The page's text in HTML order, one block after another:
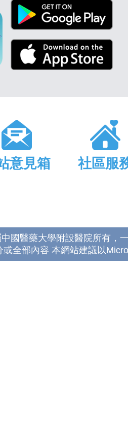
意見箱 社區服
國醫藥大學附設醫院所有，
或全部內容 本網站建議以